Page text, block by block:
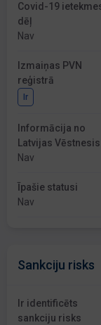
Covid-19
dēļ
Nav
Izmaiņas PVN
reģistrā
Ir
Informācija no
Latvijas Vēstnesis
Nav
Īpašie statusi
Nav
Sankciju risks
Ir identificēts
sankciju risks